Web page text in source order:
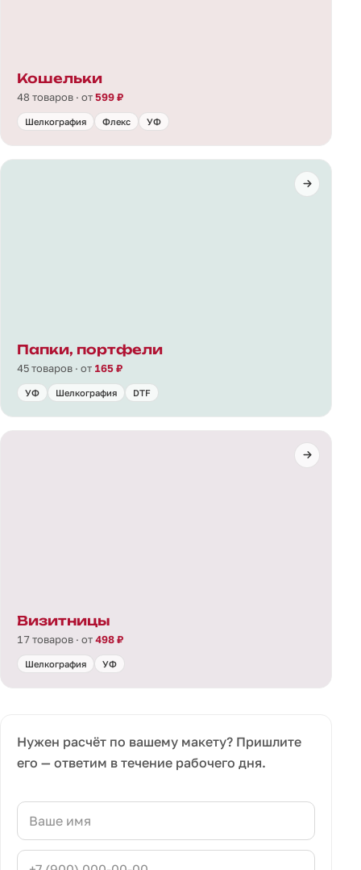
Кошельки
48 товаров · от599 ₽
Шелкография Флекс УФ
Папки, портфели
45 товаров · от 165 ₽
УФ Шелкография DTF
Визитницы
17 товаров · от498 ₽
Шелкография УФ
Нужен расчёт по вашему макету? Пришлите
его — ответим в течение рабочего дня.